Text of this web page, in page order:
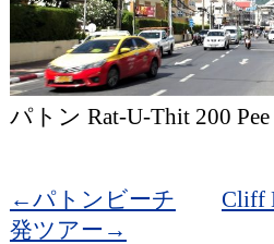
パトン Rat-U-Thit 200 Pee
←パトンビーチ Cliff
発ツアー→